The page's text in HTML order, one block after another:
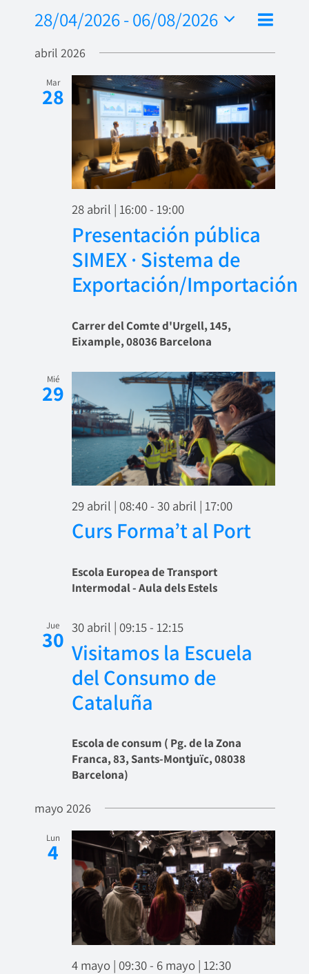
de
vistas
de
Lista
28/04/2026 - 06/08/2026
fecha.
abril 2026
Mar
28
28 abril | 16:00- 19:00
Presentación pública
SIMEX · Sistema de
Exportación/Importación
Carrer del Comte d'Urgell, 145,
Eixample, 08036 Barcelona
Mié
29
29 abril | 08:40- 30 abril | 17:00
Curs Forma’t al Port
Escola Europea de Transport
Intermodal - Aula dels Estels
Jue
30 30 abril | 09:15- 12:15
Visitamos la Escuela
del Consumo de
Cataluña
Escola de consum ( Pg. de la Zona
Franca, 83, Sants-Montjuïc, 08038
Barcelona)
mayo 2026
Lun
4
4 mayo | 09:30- 6 mayo | 12:30